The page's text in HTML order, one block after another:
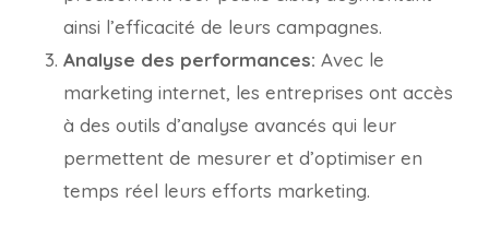
ainsi l’efficacité de leurs campagnes.
Analyse des performances: Avec le
marketing internet, les entreprises ont accès
à des outils d’analyse avancés qui leur
permettent de mesurer et d’optimiser en
temps réel leurs efforts marketing.